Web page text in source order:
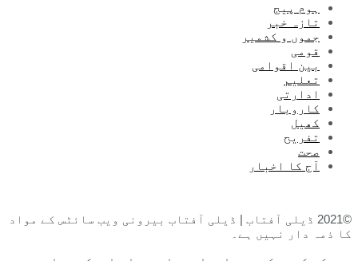
ہوم پیج
تازہ خبر
جموں و کشمیر
قومی
بین اقوامی
تعلیم
ادارتی
کاروبار
کھیل
تفریح
صحت
آج کا اخبار
©2021 ڈیلی آفتاب | ڈیلی آفتاب بیرونی ویب سائٹس کے مواد
کا ذمہ دار نہیں ہے۔